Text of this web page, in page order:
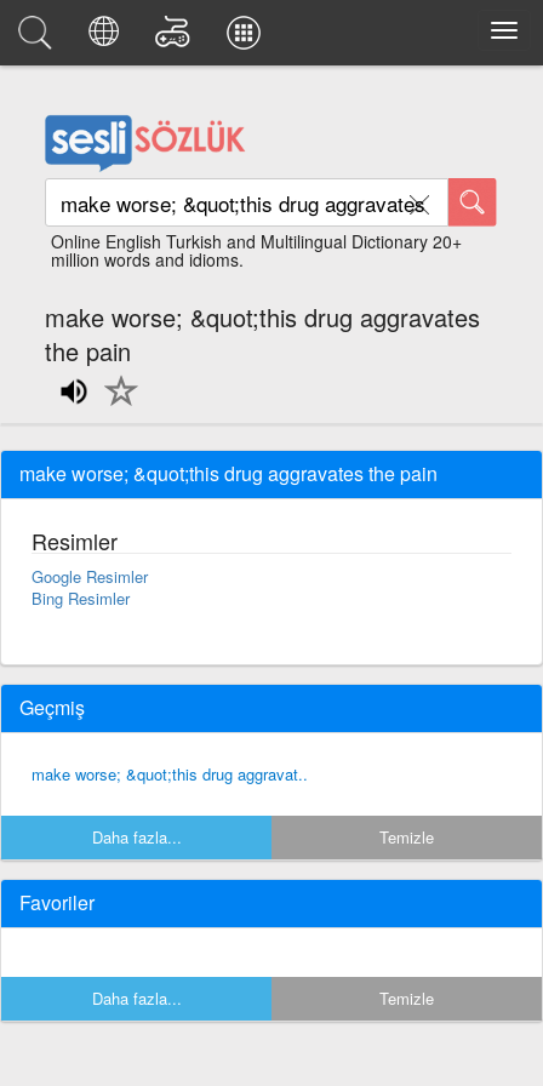
Online English Turkish and Multilingual Dictionary 20+
million words and idioms.
make worse; &quot;this drug aggravates
the pain
make worse; &quot;this drug aggravates the pain
Resimler
Google Resimler
Bing Resimler
Geçmiş
make worse; &quot;this drug aggravat..
Daha fazla... Temizle
Favoriler
Daha fazla... Temizle